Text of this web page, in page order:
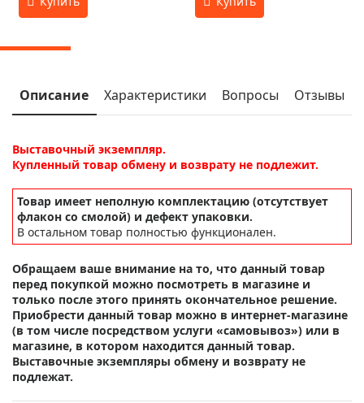
Описание Характеристики Вопросы Отзывы
Выставочный экземпляр.
Купленный товар обмену и возврату не подлежит.
Товар имеет неполную комплектацию (отсутствует
флакон со смолой) и дефект упаковки.
В остальном товар полностью функционален.
Обращаем ваше внимание на то, что данный товар
перед покупкой можно посмотреть в магазине и
только после этого принять окончательное решение.
Приобрести данный товар можно в интернет-магазине
(в том числе посредством услуги «самовывоз») или в
магазине, в котором находится данный товар.
Выставочные экземпляры обмену и возврату не
подлежат.